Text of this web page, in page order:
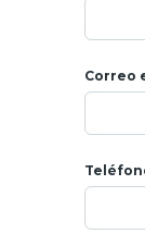
Correo